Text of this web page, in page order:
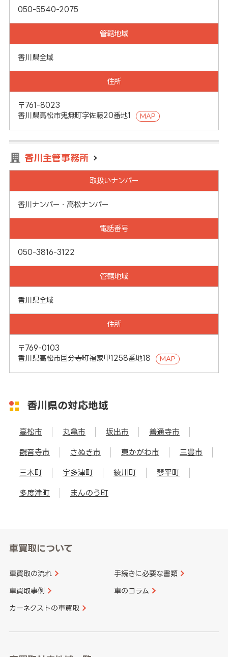
050-5540-2075
管轄地域
香川県全域
住所
〒761-8023
香川県高松市鬼無町字佐藤20番地1
MAP
香川主管事務所
取扱いナンバー
香川ナンバー・高松ナンバー
電話番号
050-3816-3122
管轄地域
香川県全域
住所
〒769-0103
香川県高松市国分寺町福家甲1258番地18
MAP
香川県の対応地域
高松市 丸亀市 坂出市 善通寺市
観音寺市 さぬき市 東かがわ市 三豊市
三木町 宇多津町 綾川町 琴平町
多度津町 まんのう町
車買取について
車買取の流れ 手続きに必要な書類
車買取事例 車のコラム
カーネクストの車買取